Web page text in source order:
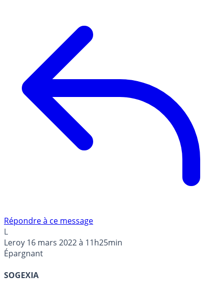
Répondre à ce message
L
Leroy 16 mars 2022 à 11h25min
Épargnant
SOGEXIA